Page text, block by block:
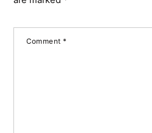
Comment*